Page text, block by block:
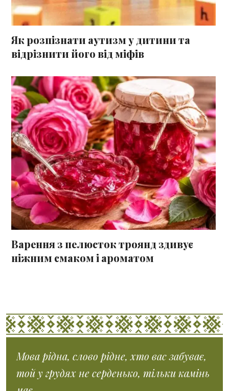
Як розпізнати аутизм у дитини та
відрізнити його від міфів
Варення з пелюсток троянд здивує
ніжним смаком і ароматом
Мова рідна, слово рідне, хто вас забуває,
той у грудях не серденько, тільки камінь